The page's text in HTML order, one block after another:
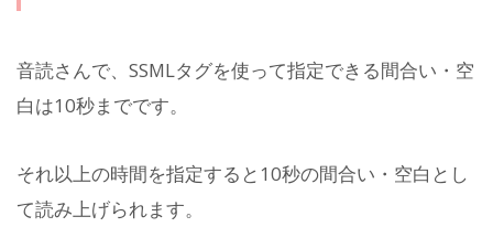
音読さんで、SSMLタグを使って指定できる間合い・空
白は10秒までです。
それ以上の時間を指定すると10秒の間合い・空白とし
て読み上げられます。